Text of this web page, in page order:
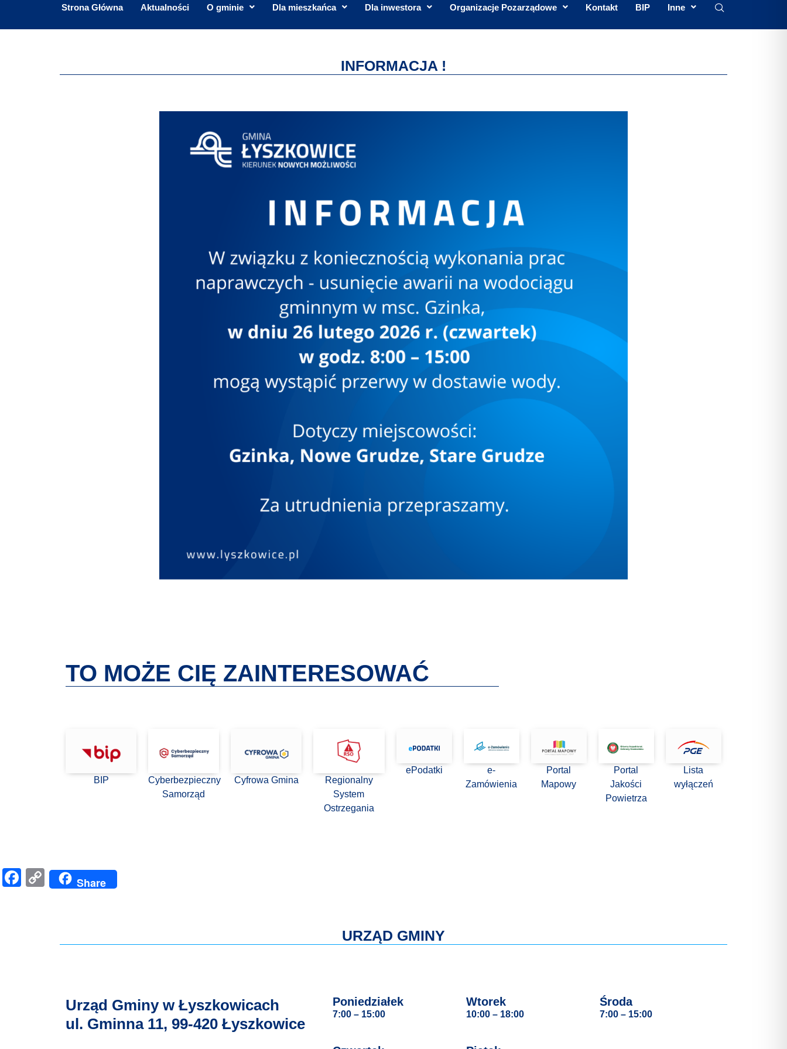
Strona Główna Aktualności O gminie Dla mieszkańca Dla inwestora Organizacje Pozarządowe Kontakt BIP Inne
INFORMACJA !
TO MOŻE CIĘ ZAINTERESOWAĆ
BIP
Cyberbezpieczny
Samorząd
Cyfrowa Gmina
Regionalny
System
Ostrzegania
ePodatki
e-
Zamówienia
Portal
Mapowy
Portal
Jakości
Powietrza
Lista
wyłączeń
Facebook
CopyShare
URZĄD GMINY
Urząd Gminy w Łyszkowicach
ul. Gminna 11, 99-420 Łyszkowice
Poniedziałek
7:00 – 15:00
Wtorek
10:00 – 18:00
Środa
7:00 – 15:00